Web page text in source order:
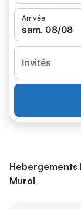
Arrivée
sam. 08/08
Invités
Hébergements
Murol